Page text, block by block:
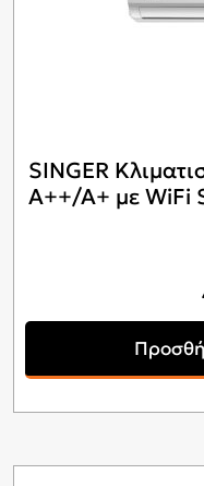
SINGER
A++/A+ με WiFi